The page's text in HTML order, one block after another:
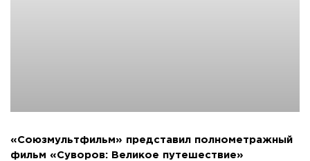
«Союзмультфильм» представил полнометражный
фильм «Суворов: Великое путешествие»